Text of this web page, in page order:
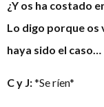
¿Y os ha costado
Lo digo porque os
haya sido el caso…
C y J:*Se ríen*